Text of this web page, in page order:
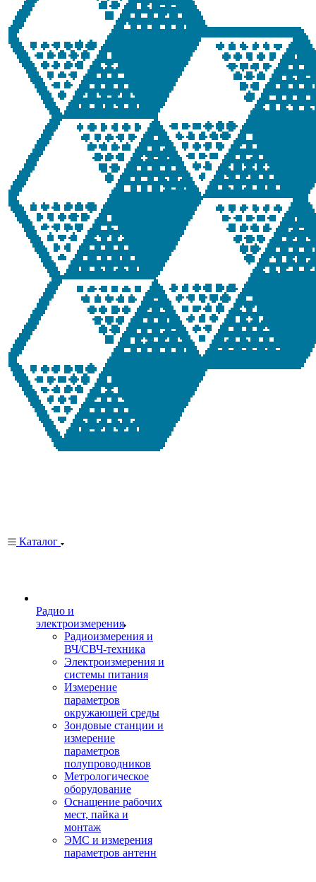
Каталог
Радио и
электроизмерения
Радиоизмерения и
ВЧ/СВЧ-техника
Электроизмерения и
системы питания
Измерение
параметров
окружающей среды
Зондовые станции и
измерение
параметров
полупроводников
Метрологическое
оборудование
Оснащение рабочих
мест, пайка и
монтаж
ЭМС и измерения
параметров антенн